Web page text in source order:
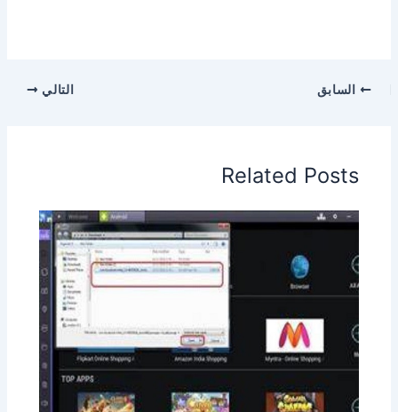
السابق التالي
Related Posts